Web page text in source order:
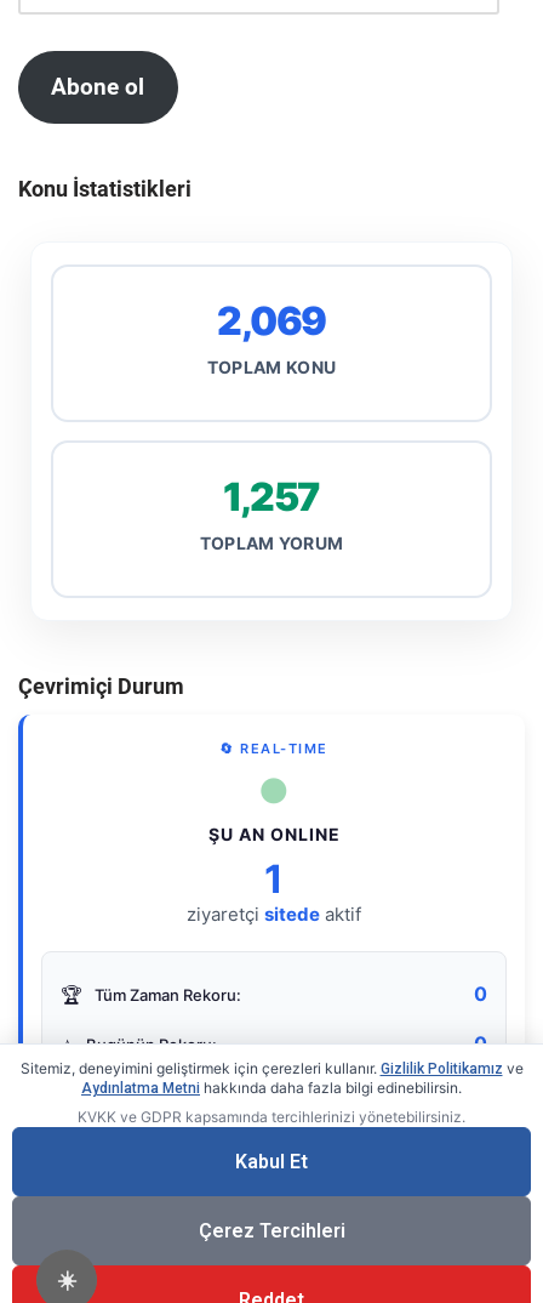
☀️
Abone ol
Konu İstatistikleri
2,069
TOPLAM KONU
1,257
TOPLAM YORUM
Çevrimiçi Durum
🔄 REAL-TIME
●
ŞU AN ONLINE
1
ziyaretçi sitede aktif
🏆 Tüm Zaman Rekoru: 0
⭐ Bugünün Rekoru: 0
Gerçek zamanlı sayaç
Sitemiz, deneyimini geliştirmek için çerezleri kullanır. Gizlilik Politikamız ve
Aydınlatma Metni hakkında daha fazla bilgi edinebilirsin.
KVKK ve GDPR kapsamında tercihlerinizi yönetebilirsiniz.
Kabul Et
Çerez Tercihleri